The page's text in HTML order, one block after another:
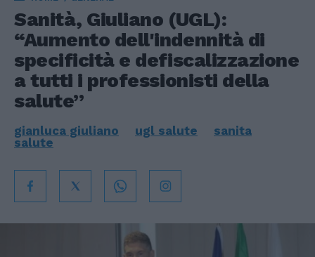
Sanità, Giuliano (UGL):
“Aumento dell'indennità di
specificità e defiscalizzazione
a tutti i professionisti della
salute”
gianluca giuliano ugl salute
sanita
salute